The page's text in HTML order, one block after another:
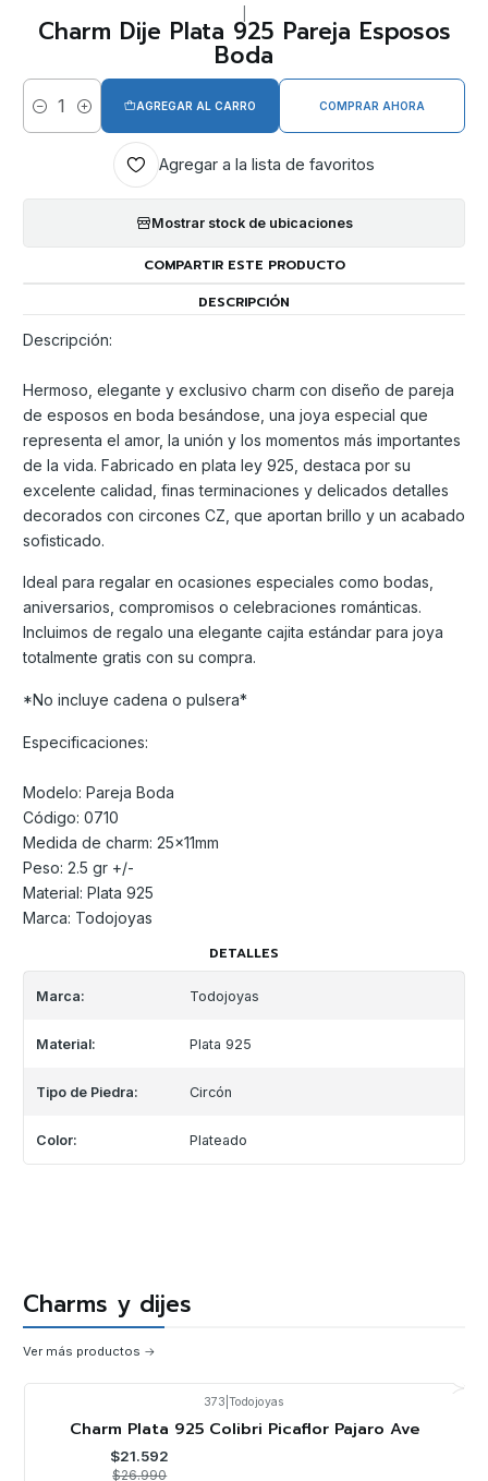
Charm Dije Plata 925 Pareja Esposos
Boda
Cantidad
AGREGAR AL CARRO COMPRAR AHORA
Agregar a la lista de favoritos
Mostrar stock de ubicaciones
COMPARTIR ESTE PRODUCTO
DESCRIPCIÓN
Descripción:
Hermoso, elegante y exclusivo charm con diseño de pareja
de esposos en boda besándose, una joya especial que
representa el amor, la unión y los momentos más importantes
de la vida. Fabricado en plata ley 925, destaca por su
excelente calidad, finas terminaciones y delicados detalles
decorados con circones CZ, que aportan brillo y un acabado
sofisticado.
Ideal para regalar en ocasiones especiales como bodas,
aniversarios, compromisos o celebraciones románticas.
Incluimos de regalo una elegante cajita estándar para joya
totalmente gratis con su compra.
*No incluye cadena o pulsera*
Especificaciones:
Modelo: Pareja Boda
Código: 0710
Medida de charm: 25x11mm
Peso: 2.5 gr +/-
Material: Plata 925
Marca: Todojoyas
DETALLES
Marca: Todojoyas
Material: Plata 925
Tipo de Piedra: Circón
Color: Plateado
Charms y dijes
Ver más productos
373 Todojoyas
Charm Plata 925 Colibri Picaflor Pajaro Ave
$21.592
$26.990